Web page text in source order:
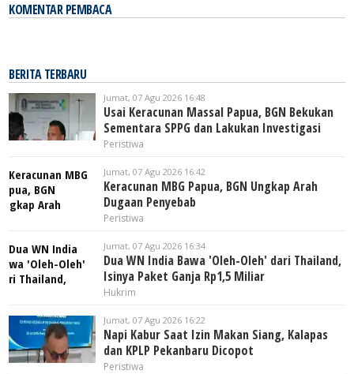
KOMENTAR PEMBACA
BERITA TERBARU
Jumat, 07 Agu 2026 16:48
Usai Keracunan Massal Papua, BGN Bekukan
Sementara SPPG dan Lakukan Investigasi
Peristiwa
Jumat, 07 Agu 2026 16:42
Keracunan MBG Papua, BGN Ungkap Arah
Dugaan Penyebab
Peristiwa
Jumat, 07 Agu 2026 16:34
Dua WN India Bawa 'Oleh-Oleh' dari Thailand,
Isinya Paket Ganja Rp1,5 Miliar
Hukrim
Jumat, 07 Agu 2026 16:22
Napi Kabur Saat Izin Makan Siang, Kalapas
dan KPLP Pekanbaru Dicopot
Peristiwa